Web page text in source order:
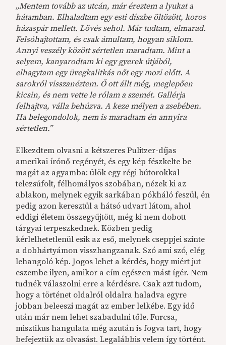
„Mentem tovább az utcán, már éreztem a lyukat a
hátamban. Elhaladtam egy esti díszbe öltözött, koros
házaspár mellett. Lövés sehol. Már tudtam, elmarad.
Felsóhajtottam, és csak ámultam, hogyan siklom.
Annyi veszély között sértetlen maradtam. Mint a
selyem, kanyarodtam ki egy gyerek útjából,
elhagytam egy üvegkalitkás nőt egy mozi előtt. A
sarokról visszanéztem. Ő ott állt még, meglepően
kicsin, és nem vette le rólam a szemét. Gallérja
felhajtva, válla behúzva. A keze mélyen a zsebében.
Ha belegondolok, nem is maradtam én annyira
sértetlen.”
Elkezdtem olvasni a kétszeres Pulitzer-díjas
amerikai írónő regényét, és egy kép fészkelte be
magát az agyamba: ülök egy régi bútorokkal
telezsúfolt, félhomályos szobában, nézek ki az
ablakon, melynek egyik sarkában pókháló feszül, én
pedig azon keresztül a hátsó udvart látom, ahol
eddigi életem összegyűjtött, még ki nem dobott
tárgyai terpeszkednek. Közben pedig
kérlelhetetlenül esik az eső, melynek cseppjei szinte
a dobhártyámon visszhangzanak. Szó ami szó, elég
lehangoló kép. Jogos lehet a kérdés, hogy miért jut
eszembe ilyen, amikor a cím egészen mást ígér. Nem
tudnék válaszolni erre a kérdésre. Csak azt tudom,
hogy a történet oldalról oldalra haladva egyre
jobban beleeszi magát az ember lelkébe. Egy idő
után már nem lehet szabadulni tőle. Furcsa,
misztikus hangulata még azután is fogva tart, hogy
befejeztük az olvasást. Legalábbis velem így történt.